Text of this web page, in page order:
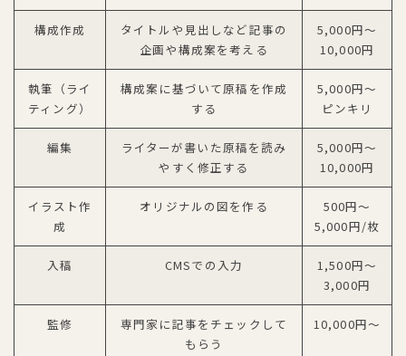
構成作成
タイトルや見出しなど記事の
企画や構成案を考える
5,000円〜
10,000円
執筆（ライ
ティング）
構成案に基づいて原稿を作成
する
5,000円〜
ピンキリ
編集
ライターが書いた原稿を読み
やすく修正する
5,000円〜
10,000円
イラスト作
成
オリジナルの図を作る
500円〜
5,000円/枚
入稿 CMSでの入力
1,500円〜
3,000円
監修
専門家に記事をチェックして
もらう
10,000円〜